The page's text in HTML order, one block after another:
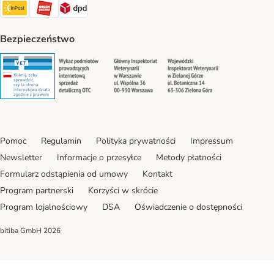
InPost Shipping Method
ORLEN Paczka. Shipping Method
DPD Shipping Method
Bezpieczeństwo
Security Security Security
Pomoc Regulamin Polityka prywatności
Impressum
Newsletter
Informacje o przesyłce
Metody płatności
Formularz odstąpienia od umowy
Kontakt
Program partnerski
Korzyści w skrócie
Program lojalnościowy
DSA Oświadczenie o dostępności
bitiba GmbH 2026